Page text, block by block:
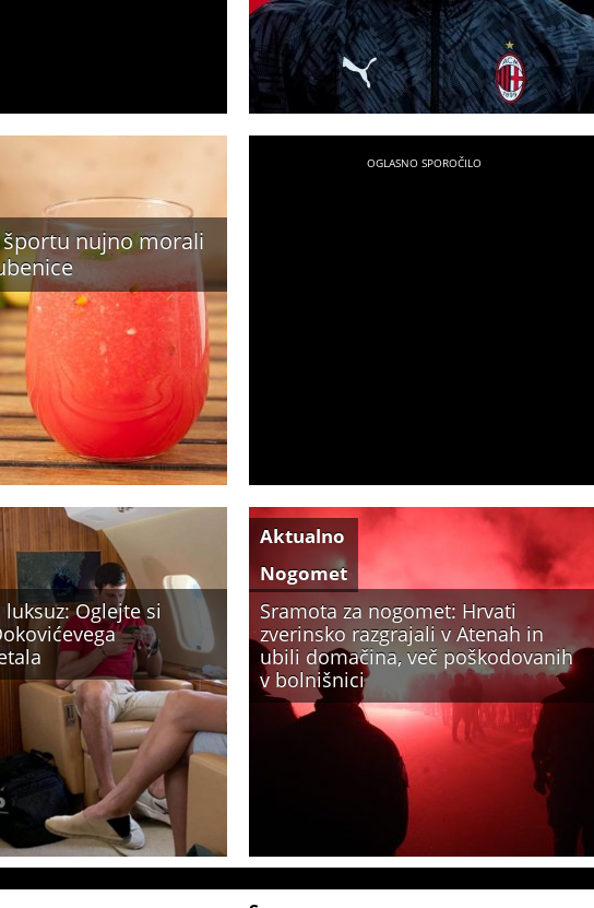
nujno morali
luksuz: Oglejte si
Sramota za nogomet: Hrvati
zverinsko razgrajali v Atenah in
ubili domačina, več poškodovanih
v bolnišnici
Aktualno
Nogomet